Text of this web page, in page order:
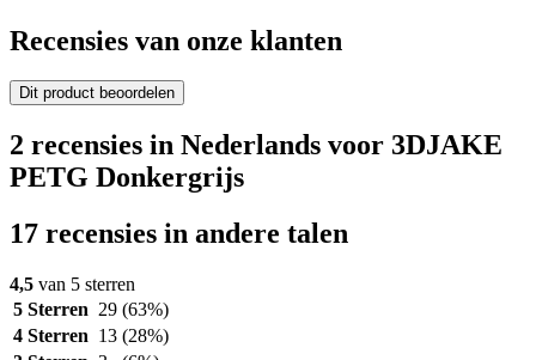
Recensies van onze klanten
Dit product beoordelen
2 recensies in Nederlands voor 3DJAKE
PETG Donkergrijs
17 recensies in andere talen
4,5 van 5 sterren
5 Sterren 29 (63%)
4 Sterren 13 (28%)